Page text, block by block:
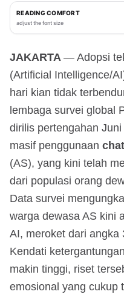
READING COMFORT
adjust the font size
JAKARTA — Adopsi
(Artificial Intelligence/
hari kian tidak
lembaga survei global
dirilis pertengahan
masif penggunaan
(AS), yang kini telah
dari populasi orang
Data survei
warga dewasa AS kini
AI, meroket dari angka
Kendati
makin tinggi, riset
emosional yang cukup